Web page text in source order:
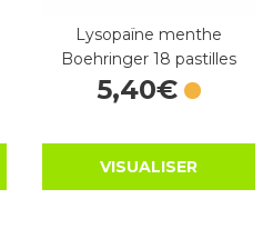
Lysopaïne menthe
Boehringer 18 pastilles
5,40€
VISUALISER